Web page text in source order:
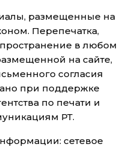
размещенные на
Перепечатка,
в любом
на сайте,
согласия
при поддержке
по печати и
РТ.
сетевое